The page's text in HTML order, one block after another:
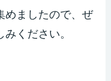
ましたので、ぜ
ください。